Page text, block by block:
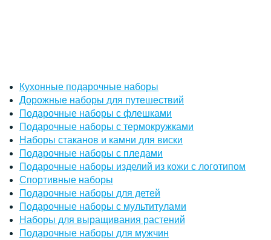
Кухонные подарочные наборы
Дорожные наборы для путешествий
Подарочные наборы с флешками
Подарочные наборы с термокружками
Наборы стаканов и камни для виски
Подарочные наборы с пледами
Подарочные наборы изделий из кожи с логотипом
Спортивные наборы
Подарочные наборы для детей
Подарочные наборы с мультитулами
Наборы для выращивания растений
Подарочные наборы для мужчин